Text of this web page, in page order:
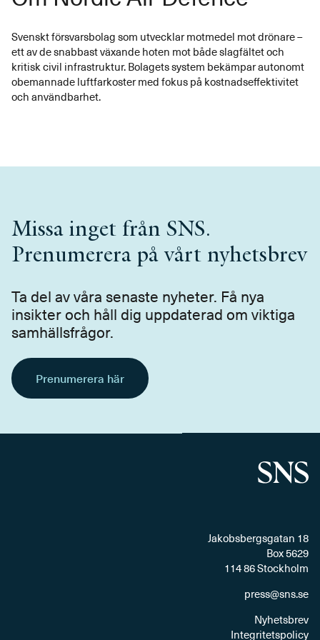
Svenskt försvarsbolag som utvecklar motmedel mot drönare –
ett av de snabbast växande hoten mot både slagfältet och
kritisk civil infrastruktur. Bolagets system bekämpar autonomt
obemannade luftfarkoster med fokus på kostnadseffektivitet
och användbarhet.
Missa inget från SNS.
Prenumerera på vårt nyhetsbrev
Ta del av våra senaste nyheter. Få nya
insikter och håll dig uppdaterad om viktiga
samhällsfrågor.
Prenumerera här
Jakobsbergsgatan 18
Box 5629
114 86 Stockholm
press@sns.se
Nyhetsbrev
Integritetspolicy